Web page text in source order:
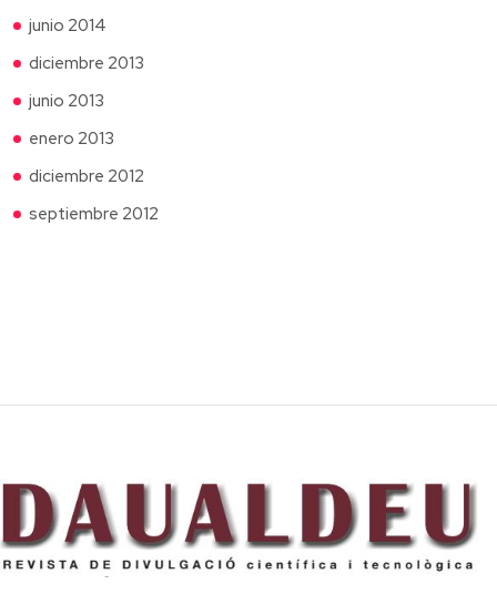
junio 2014
diciembre 2013
junio 2013
enero 2013
diciembre 2012
septiembre 2012